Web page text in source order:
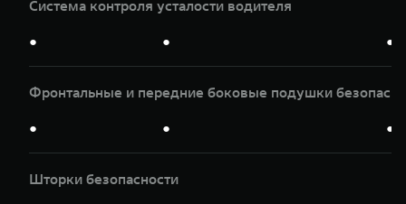
Система контроля усталости водителя
● ● ●
Фронтальные и передние боковые подушки
● ● ●
Шторки безопасности